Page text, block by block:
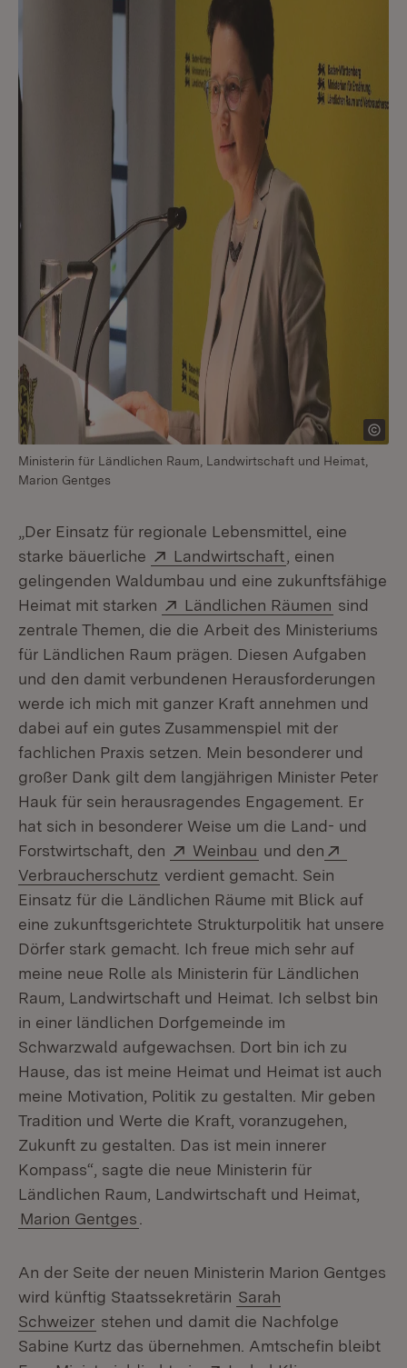
Ministerin für Ländlichen Raum, Landwirtschaft und Heimat,
Marion Gentges
„Der Einsatz für regionale Lebensmittel, eine
starke bäuerliche
Extern:
Landwirtschaft (Öffnet in
, einen
gelingenden Waldumbau und eine zukunftsfähige
Heimat mit starken
Extern:
Ländlichen Räumen (Öffnet
sind
zentrale Themen, die die Arbeit des Ministeriums
für Ländlichen Raum prägen. Diesen Aufgaben
und den damit verbundenen Herausforderungen
werde ich mich mit ganzer Kraft annehmen und
dabei auf ein gutes Zusammenspiel mit der
fachlichen Praxis setzen. Mein besonderer und
großer Dank gilt dem langjährigen Minister Peter
Hauk für sein herausragendes Engagement. Er
hat sich in besonderer Weise um die Land- und
Forstwirtschaft, den
Extern:
Weinbau (Öffnet in neuem
und den
Verbraucherschutz (Öffnet in neuem Fenster)
verdient gemacht. Sein
Einsatz für die Ländlichen Räume mit Blick auf
eine zukunftsgerichtete Strukturpolitik hat unsere
Dörfer stark gemacht. Ich freue mich sehr auf
meine neue Rolle als Ministerin für Ländlichen
Raum, Landwirtschaft und Heimat. Ich selbst bin
in einer ländlichen Dorfgemeinde im
Schwarzwald aufgewachsen. Dort bin ich zu
Hause, das ist meine Heimat und Heimat ist auch
meine Motivation, Politik zu gestalten. Mir geben
Tradition und Werte die Kraft, voranzugehen,
Zukunft zu gestalten. Das ist mein innerer
Kompass“, sagte die neue Ministerin für
Ländlichen Raum, Landwirtschaft und Heimat,
Marion Gentges
An der Seite der neuen Ministerin Marion Gentges
wird künftig Staatssekretärin Sarah
Schweizer stehen und damit die Nachfolge
Sabine Kurtz das übernehmen. Amtschefin bleibt